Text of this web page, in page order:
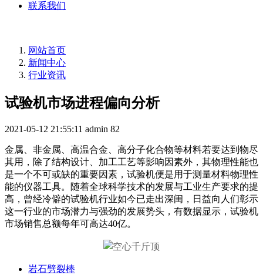
联系我们
网站首页
新闻中心
行业资讯
试验机市场进程偏向分析
2021-05-12 21:55:11 admin 82
金属、非金属、高温合金、高分子化合物等材料若要达到物尽
其用，除了结构设计、加工工艺等影响因素外，其物理性能也
是一个不可或缺的重要因素，试验机便是用于测量材料物理性
能的仪器工具。随着全球科学技术的发展与工业生产要求的提
高，曾经冷僻的试验机行业如今已走出深闺，日益向人们彰示
这一行业的市场潜力与强劲的发展势头，有数据显示，试验机
市场销售总额每年可高达40亿。
岩石劈裂棒